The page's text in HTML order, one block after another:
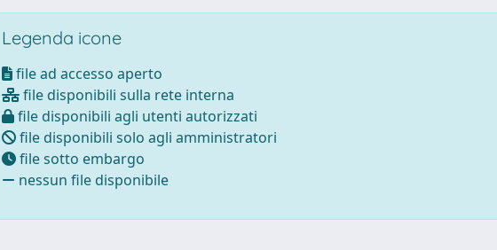
Legenda icone
file ad accesso aperto
file disponibili sulla rete interna
file disponibili agli utenti autorizzati
file disponibili solo agli amministratori
file sotto embargo
nessun file disponibile